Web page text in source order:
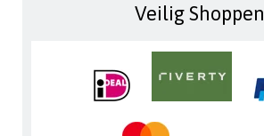
Veilig Shoppen